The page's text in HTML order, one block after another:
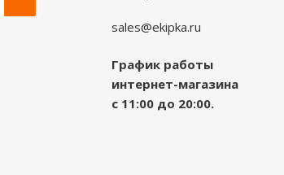
sales@ekipka.ru
График работы
интернет-магазина
с 11:00 до 20:00.